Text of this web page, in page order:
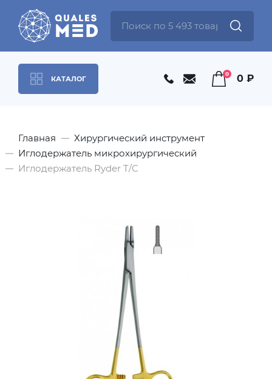
КАТАЛОГ
0 0 ₽
Главная
Хирургический инструмент
Иглодержатель микрохирургический
Иглодержатель Ryder T/C